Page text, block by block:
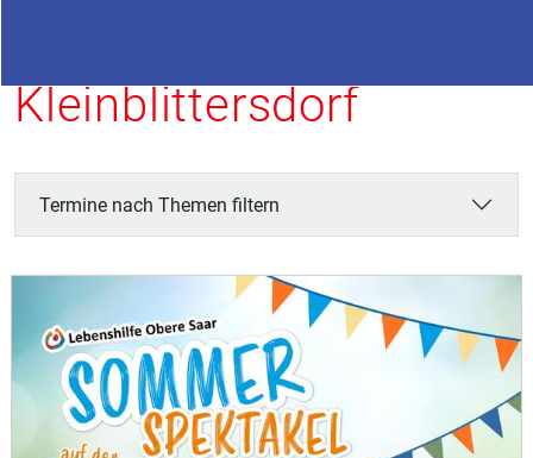
Kleinblittersdorf
Termine nach Themen filtern